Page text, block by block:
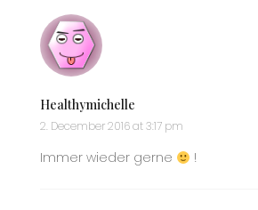
Healthymichelle
2. December 2016 at 3:17 pm
Immer wieder gerne !